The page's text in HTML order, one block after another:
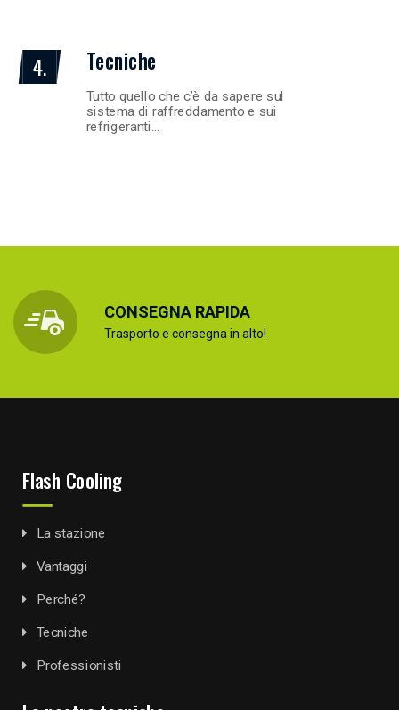
4. Tecniche
Tutto quello che c’è da sapere sul
sistema di raffreddamento e sui
refrigeranti…
CONSEGNA RAPIDA
Trasporto e consegna in alto!
Flash Cooling
La stazione
Vantaggi
Perché?
Tecniche
Professionisti